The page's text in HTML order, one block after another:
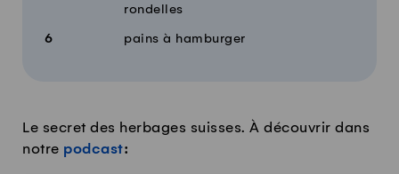
rondelles
6 pains à hamburger
Le secret des herbages suisses. À découvrir dans
notre podcast: